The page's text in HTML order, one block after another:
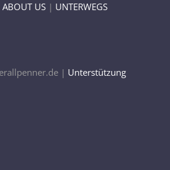
ABOUT US| UNTERWEGS
| Unterstützung